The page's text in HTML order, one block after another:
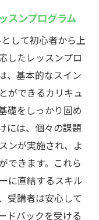
軽なゴルフ習
活用法
ニュー
軟な利用方法
ーマンスを向
ルCaddyで効率
ティ環境
で安全な入室
スンプログラム
して初心者から上
したレッスンプロ
、基本的なスイン
ができるカリキュ
礎をしっかり固め
には、個々の課題
ンが実施され、よ
できます。これら
に直結するスキル
受講者は安心して
ドバックを受ける